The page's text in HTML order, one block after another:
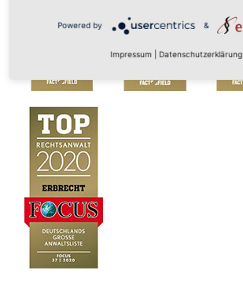
Powered by &
Impressum Datenschutzerklärung